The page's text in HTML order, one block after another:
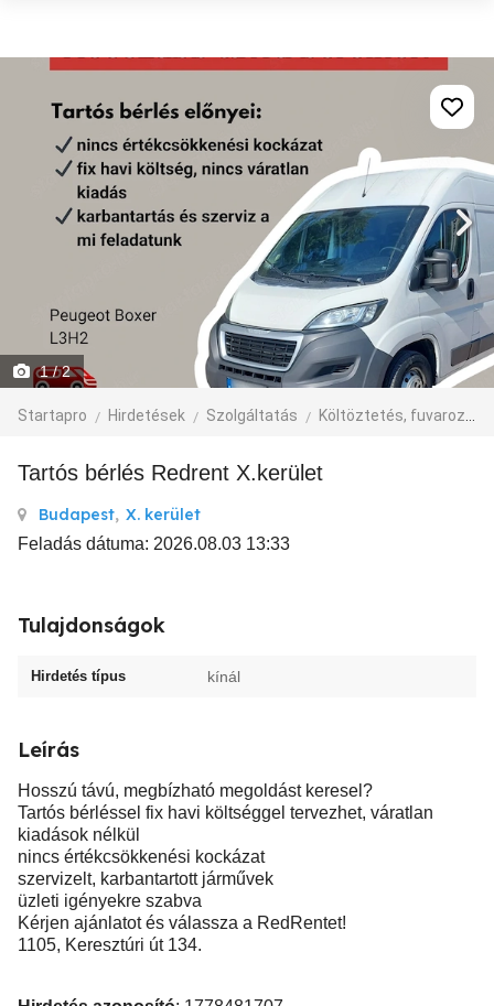
1/ 2
Startapro Hirdetések Szolgáltatás Költöztetés, fuvarozás, járműbérlés
Tartós bérlés Redrent X.kerület
Budapest, X. kerület
Feladás dátuma: 2026.08.03 13:33
Tulajdonságok
Hirdetés típus kínál
Leírás
Hosszú távú, megbízható megoldást keresel?
Tartós bérléssel fix havi költséggel tervezhet, váratlan
kiadások nélkül
nincs értékcsökkenési kockázat
szervizelt, karbantartott járművek
üzleti igényekre szabva
Kérjen ajánlatot és válassza a RedRentet!
1105, Keresztúri út 134.